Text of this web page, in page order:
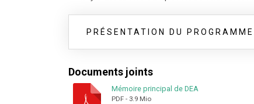
PRÉSENTATION DU
Documents joints
Mémoire principal de DEA
PDF - 3.9 Mio